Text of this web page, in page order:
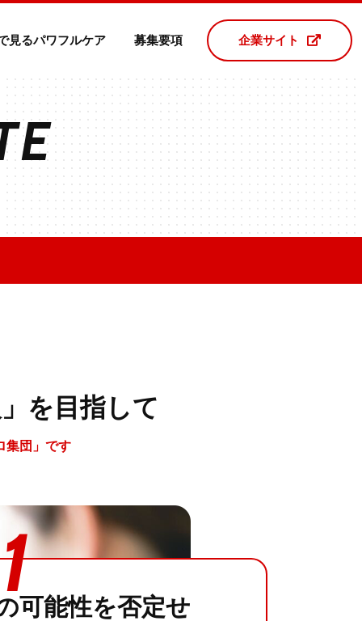
見るパワフルケア 募集要項 企業サイト
を目指して
集団」です
可能性を否定せ